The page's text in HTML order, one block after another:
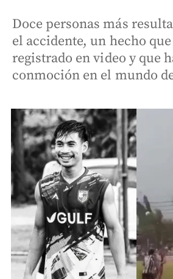
Doce personas más
el accidente, un hecho
registrado en video y que
conmoción en el mundo